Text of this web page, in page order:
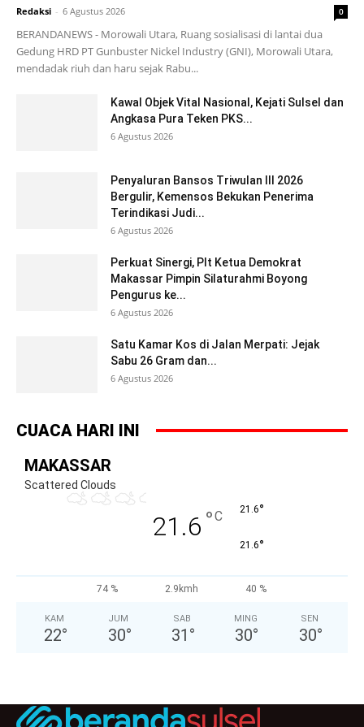
Redaksi - 6 Agustus 2026 0
BERANDANEWS - Morowali Utara, Ruang sosialisasi di lantai dua
Gedung HRD PT Gunbuster Nickel Industry (GNI), Morowali Utara,
mendadak riuh dan haru sejak Rabu...
Kawal Objek Vital Nasional, Kejati Sulsel dan
Angkasa Pura Teken PKS...
6 Agustus 2026
Penyaluran Bansos Triwulan III 2026
Bergulir, Kemensos Bekukan Penerima
Terindikasi Judi...
6 Agustus 2026
Perkuat Sinergi, Plt Ketua Demokrat
Makassar Pimpin Silaturahmi Boyong
Pengurus ke...
6 Agustus 2026
Satu Kamar Kos di Jalan Merpati: Jejak
Sabu 26 Gram dan...
6 Agustus 2026
CUACA HARI INI
MAKASSAR
Scattered Clouds
21.6 °C 21.6°
21.6°
74 % 2.9kmh 40 %
KAM
22°
JUM
30°
SAB
31 °
MING
30°
SEN
30°